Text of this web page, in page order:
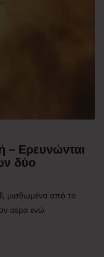
– Ερευνώνται
δύο
μισθωμένα από το
αέρα ενώ